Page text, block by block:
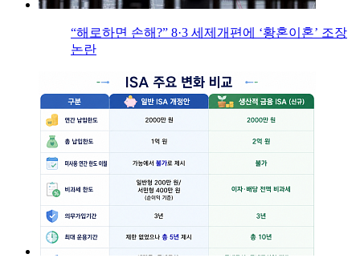
“해로하면 손해?” 8·3 세제개편에 ‘황혼이혼’ 조장
논란